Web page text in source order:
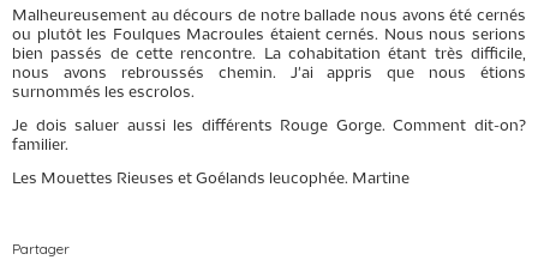
Malheureusement au décours de notre ballade nous avons été cernés
ou plutôt les Foulques Macroules étaient cernés. Nous nous serions
bien passés de cette rencontre. La cohabitation étant très difficile,
nous avons rebroussés chemin. J'ai appris que nous étions
surnommés les escrolos.
Je dois saluer aussi les différents Rouge Gorge. Comment dit-on?
familier.
Les Mouettes Rieuses et Goélands leucophée. Martine
Partager